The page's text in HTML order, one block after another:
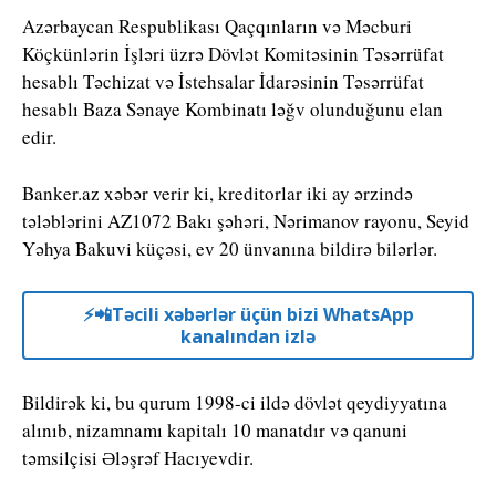
Azərbaycan Respublikası Qaçqınların və Məcburi
Köçkünlərin İşləri üzrə Dövlət Komitəsinin Təsərrüfat
hesablı Təchizat və İstehsalar İdarəsinin Təsərrüfat
hesablı Baza Sənaye Kombinatı ləğv olunduğunu elan
edir.
Banker.az xəbər verir ki, kreditorlar iki ay ərzində
tələblərini AZ1072 Bakı şəhəri, Nərimanov rayonu, Seyid
Yəhya Bakuvi küçəsi, ev 20 ünvanına bildirə bilərlər.
⚡️📲Təcili xəbərlər üçün bizi WhatsApp
kanalından izlə
Bildirək ki, bu qurum 1998-ci ildə dövlət qeydiyyatına
alınıb, nizamnamı kapitalı 10 manatdır və qanuni
təmsilçisi Ələşrəf Hacıyevdir.